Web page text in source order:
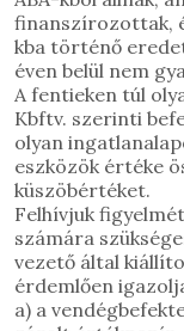
finanszírozottak,
kba történő
éven belül nem
A fentieken túl
Kbftv. szerinti
olyan
eszközök értéke
küszöbértéket.
Felhívjuk
számára
vezető által
érdemlően
a) a